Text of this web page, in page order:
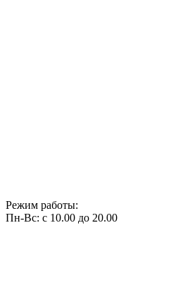
Режим работы:
Пн-Вс: с 10.00 до 20.00